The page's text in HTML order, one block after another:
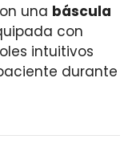
una báscula
con
intuitivos
durante